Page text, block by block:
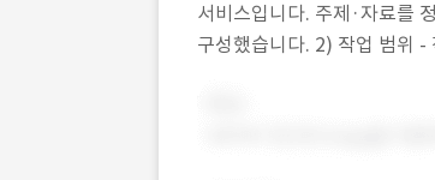
서비스입니다. 주제·자료를
구성했습니다. 2) 작업 범위